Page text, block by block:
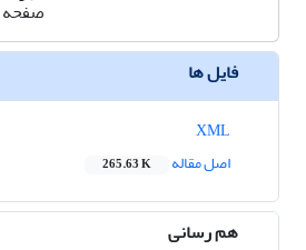
صفحه
فایل ها
اصل مقاله
265.63 K
هم رسانی